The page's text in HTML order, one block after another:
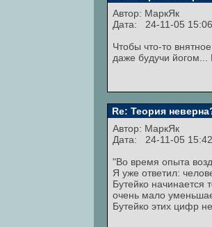
Автор: МаркЯк
Дата: 24-11-05 15:06
Чтобы что-то
даже будучи йогом...
Re: Теория
Автор: МаркЯк
Дата: 24-11-05 15:42
"Во время опыта
Я уже ответил:
Бутейко начинается
очень мало
Бутейко этих цифр не